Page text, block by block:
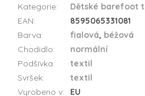
Kategorie:
Dětské barefoot
EAN:
8595065331081
Barva: fialová, béžová
Chodidlo:
normální
Podšívka:
textil
Svršek:
textil
Vyrobeno v:
EU